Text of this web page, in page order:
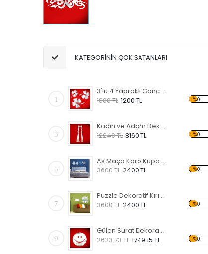
KATEGORİNİN ÇOK SATANLARI
1
3'lü 4 Yapraklı Gonca Dekoratif Kırılmaz Ayna
1800 TL 1200 TL %0
3
Kadın ve Adam Dekoratif Kırılmaz Ayna
12240 TL 8160 TL %0
5
As Maça Karo Kupa Şekilli Dekoratif Kırılmaz Ayna
3600 TL 2400 TL %0
7
Puzzle Dekoratif Kırılmaz Ayna
3600 TL 2400 TL %0
9
Gülen Surat Dekoratif Kırılmaz Ayna
2623.73 TL 1749.15 TL %0